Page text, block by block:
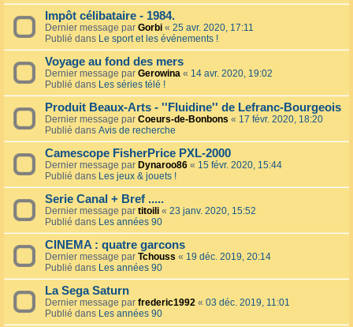
Impôt célibataire - 1984.
Dernier message par Gorbi « 25 avr. 2020, 17:11
Publié dans Le sport et les événements !
Voyage au fond des mers
Dernier message par Gerowina « 14 avr. 2020, 19:02
Publié dans Les séries télé !
Produit Beaux-Arts - ''Fluidine'' de Lefranc-Bourgeois
Dernier message par Coeurs-de-Bonbons « 17 févr. 2020, 18:20
Publié dans Avis de recherche
Camescope FisherPrice PXL-2000
Dernier message par Dynaroo86 « 15 févr. 2020, 15:44
Publié dans Les jeux & jouets !
Serie Canal + Bref .....
Dernier message par titoili « 23 janv. 2020, 15:52
Publié dans Les années 90
CINEMA : quatre garcons
Dernier message par Tchouss « 19 déc. 2019, 20:14
Publié dans Les années 90
La Sega Saturn
Dernier message par frederic1992 « 03 déc. 2019, 11:01
Publié dans Les années 90